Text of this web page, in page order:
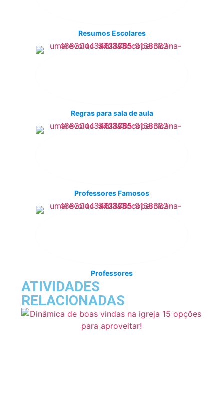
Resumos Escolares
Regras para sala de aula
Professores Famosos
Professores
ATIVIDADES
RELACIONADAS